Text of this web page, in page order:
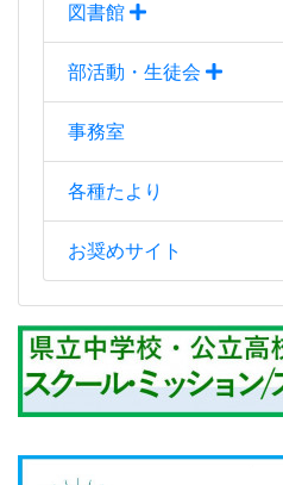
図書館
部活動・生徒会
事務室
各種たより
お奨めサイト